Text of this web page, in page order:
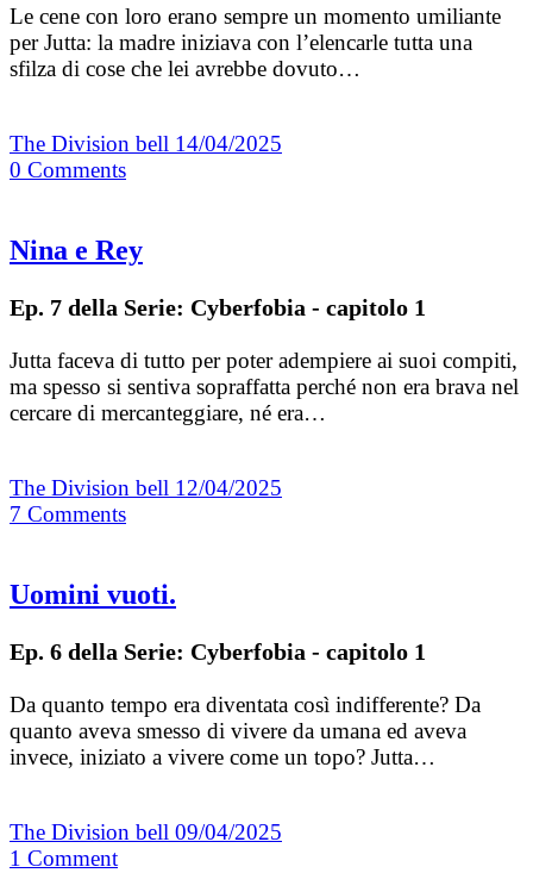
Le cene con loro erano sempre un momento umiliante
per Jutta: la madre iniziava con l’elencarle tutta una
sfilza di cose che lei avrebbe dovuto…
The Division bell 14/04/2025
0 Comments
Nina e Rey
Ep. 7 della Serie: Cyberfobia - capitolo 1
Jutta faceva di tutto per poter adempiere ai suoi compiti,
ma spesso si sentiva sopraffatta perché non era brava nel
cercare di mercanteggiare, né era…
The Division bell 12/04/2025
7 Comments
Uomini vuoti.
Ep. 6 della Serie: Cyberfobia - capitolo 1
Da quanto tempo era diventata così indifferente? Da
quanto aveva smesso di vivere da umana ed aveva
invece, iniziato a vivere come un topo? Jutta…
The Division bell 09/04/2025
1 Comment